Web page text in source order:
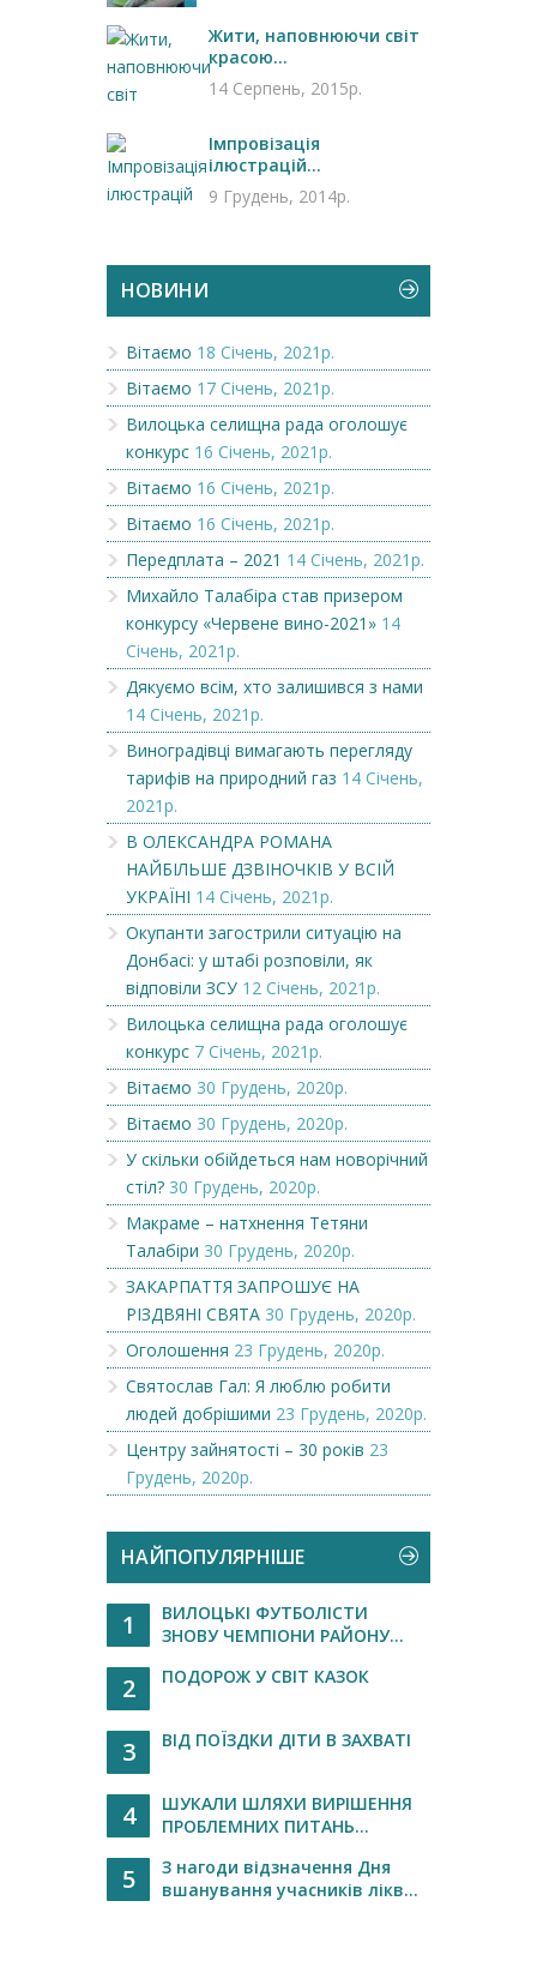
Жити, наповнюючи світ
красою...
14 Серпень, 2015р.
Імпровізація
ілюстрацій...
9 Грудень, 2014р.
НОВИНИ
Вітаємо 18 Січень, 2021р.
Вітаємо 17 Січень, 2021р.
Вилоцька селищна рада оголошує
конкурс 16 Січень, 2021р.
Вітаємо 16 Січень, 2021р.
Вітаємо 16 Січень, 2021р.
Передплата – 2021 14 Січень, 2021р.
Михайло Талабіра став призером
конкурсу «Червене вино-2021» 14
Січень, 2021р.
Дякуємо всім, хто залишився з нами
14 Січень, 2021р.
Виноградівці вимагають перегляду
тарифів на природний газ 14 Січень,
2021р.
В ОЛЕКСАНДРА РОМАНА
НАЙБІЛЬШЕ ДЗВІНОЧКІВ У ВСІЙ
УКРАЇНІ 14 Січень, 2021р.
Окупанти загострили ситуацію на
Донбасі: у штабі розповіли, як
відповіли ЗСУ 12 Січень, 2021р.
Вилоцька селищна рада оголошує
конкурс 7 Січень, 2021р.
Вітаємо 30 Грудень, 2020р.
Вітаємо 30 Грудень, 2020р.
У скільки обійдеться нам новорічний
стіл? 30 Грудень, 2020р.
Макраме – натхнення Тетяни
Талабіри 30 Грудень, 2020р.
ЗАКАРПАТТЯ ЗАПРОШУЄ НА
РІЗДВЯНІ СВЯТА 30 Грудень, 2020р.
Оголошення 23 Грудень, 2020р.
Святослав Гал: Я люблю робити
людей добрішими 23 Грудень, 2020р.
Центру зайнятості – 30 років 23
Грудень, 2020р.
НАЙПОПУЛЯРНІШЕ
1
ВИЛОЦЬКІ ФУТБОЛІСТИ
ЗНОВУ ЧЕМПІОНИ РАЙОНУ...
2 ПОДОРОЖ У СВІТ КАЗОК
3 ВІД ПОЇЗДКИ ДІТИ В ЗАХВАТІ
4
ШУКАЛИ ШЛЯХИ ВИРІШЕННЯ
ПРОБЛЕМНИХ ПИТАНЬ...
5
З нагоди відзначення Дня
вшанування учасників лікв...